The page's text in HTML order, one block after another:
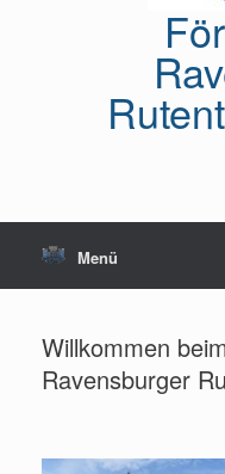
Menü
Willkommen
Ravensburger